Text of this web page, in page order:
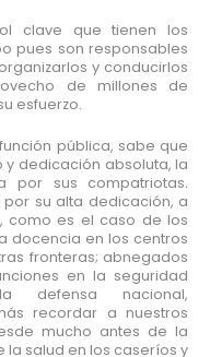
clave que tienen los
pues son responsables
y conducirlos
de millones de
esfuerzo.
pública, sabe que
dedicación absoluta, la
por sus compatriotas.
su alta dedicación, a
como es el caso de los
docencia en los centros
fronteras; abnegados
en la seguridad
defensa nacional,
recordar a nuestros
mucho antes de la
la salud en los caseríos y